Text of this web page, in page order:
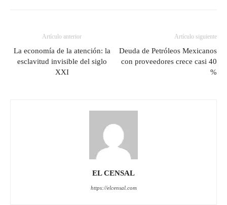
Artículo anterior
La economía de la atención: la
esclavitud invisible del siglo
XXI
Artículo siguiente
Deuda de Petróleos Mexicanos
con proveedores crece casi 40
%
EL CENSAL
https://elcensal.com